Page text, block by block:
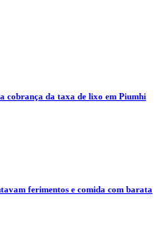
cobrança da taxa de lixo em Piumhi
ferimentos e comida com barata